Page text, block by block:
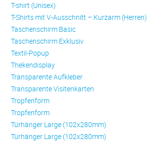
T-shirt (Unisex)
T-Shirts mit V-Ausschnitt – Kurzarm (Herren)
Taschenschirm Basic
Taschenschirm Exklusiv
Textil-Popup
Thekendisplay
Transparente Aufkleber
Transparente Visitenkarten
Trop­fen­form
Trop­fen­form
Türhänger Large (102x280mm)
Türhänger Large (102x280mm)